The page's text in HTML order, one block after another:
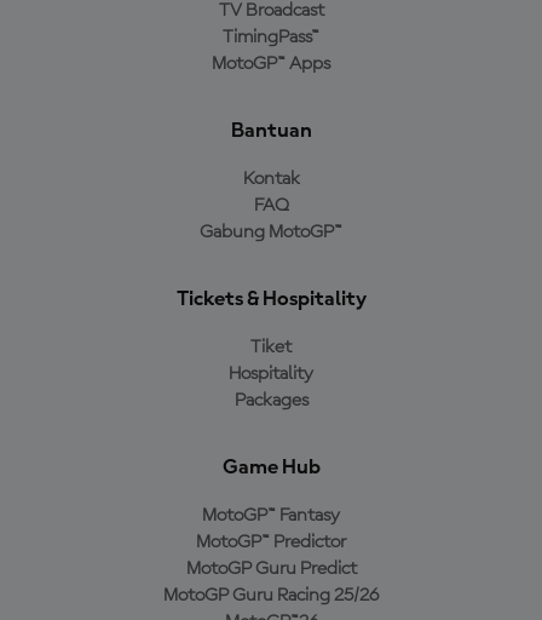
TV Broadcast
TimingPass™
MotoGP™ Apps
Bantuan
Kontak
FAQ
Gabung MotoGP™
Tickets & Hospitality
Tiket
Hospitality
Packages
Game Hub
MotoGP™ Fantasy
MotoGP™ Predictor
MotoGP Guru Predict
MotoGP Guru Racing 25/26